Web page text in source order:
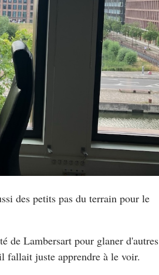
des petits pas du terrain pour le
de Lambersart pour glaner d'autres
fallait juste apprendre à le voir.